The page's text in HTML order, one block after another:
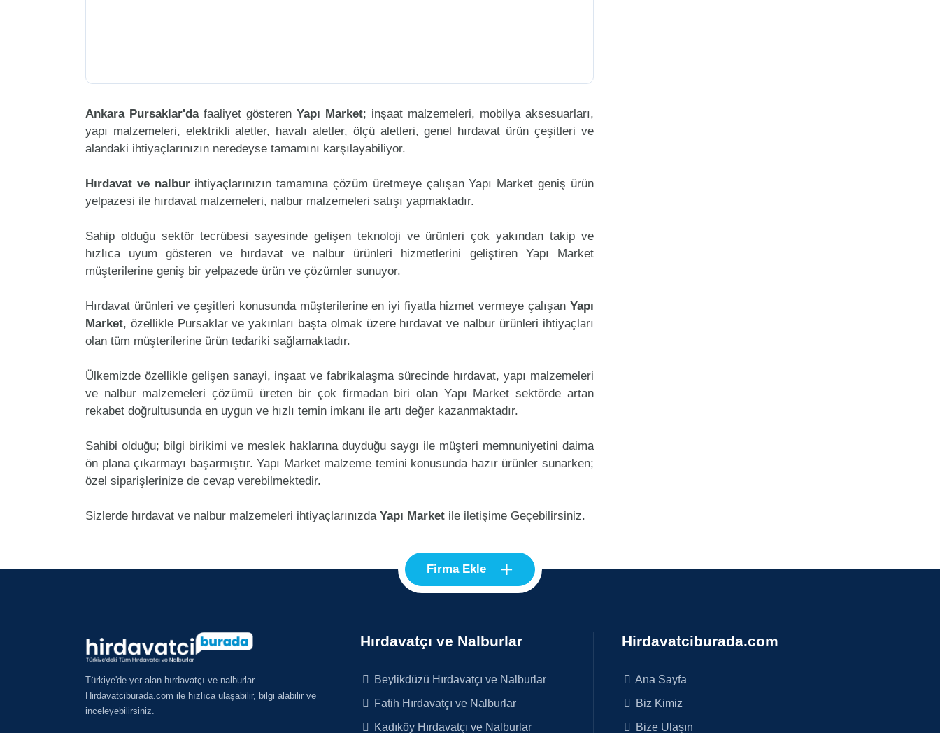
Ankara Pursaklar'dafaaliyet gösteren Yapı Market; inşaat malzemeleri, mobilya aksesuarları,
yapı malzemeleri, elektrikli aletler, havalı aletler, ölçü aletleri, genel hırdavat ürün çeşitleri ve
alandaki ihtiyaçlarınızın neredeyse tamamını karşılayabiliyor.
Hırdavat ve nalburihtiyaçlarınızın tamamına çözüm üretmeye çalışan Yapı Market geniş ürün
yelpazesi ile hırdavat malzemeleri, nalbur malzemeleri satışı yapmaktadır.
Sahip olduğu sektör tecrübesi sayesinde gelişen teknoloji ve ürünleri çok yakından takip ve
hızlıca uyum gösteren ve hırdavat ve nalbur ürünleri hizmetlerini geliştiren Yapı Market
müşterilerine geniş bir yelpazede ürün ve çözümler sunuyor.
Hırdavat ürünleri ve çeşitleri konusunda müşterilerine en iyi fiyatla hizmet vermeye çalışan Yapı
Market, özellikle Pursaklar ve yakınları başta olmak üzere hırdavat ve nalbur ürünleri ihtiyaçları
olan tüm müşterilerine ürün tedariki sağlamaktadır.
Ülkemizde özellikle gelişen sanayi, inşaat ve fabrikalaşma sürecinde hırdavat, yapı malzemeleri
ve nalbur malzemeleri çözümü üreten bir çok firmadan biri olan Yapı Market sektörde artan
rekabet doğrultusunda en uygun ve hızlı temin imkanı ile artı değer kazanmaktadır.
Sahibi olduğu; bilgi birikimi ve meslek haklarına duyduğu saygı ile müşteri memnuniyetini daima
ön plana çıkarmayı başarmıştır. Yapı Market malzeme temini konusunda hazır ürünler sunarken;
özel siparişlerinize de cevap verebilmektedir.
Sizlerde hırdavat ve nalbur malzemeleri ihtiyaçlarınızda Yapı Market ile iletişime Geçebilirsiniz.
Firma Ekle +
Türkiye'de yer alan hırdavatçı ve nalburlar
Hirdavatciburada.com ile hızlıca ulaşabilir, bilgi alabilir ve
inceleyebilirsiniz.
Hırdavatçı ve Nalburlar
Beylikdüzü Hırdavatçı ve Nalburlar
Fatih Hırdavatçı ve Nalburlar
Kadıköy Hırdavatçı ve Nalburlar
Hirdavatciburada.com
Ana Sayfa
Biz Kimiz
Bize Ulaşın